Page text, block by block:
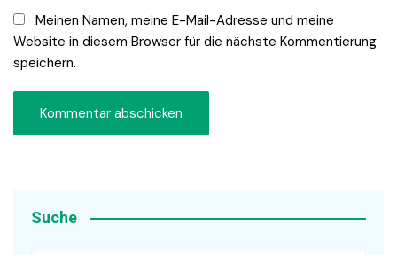
Meinen Namen, meine E-Mail-Adresse und meine
Website in diesem Browser für die nächste Kommentierung
speichern.
Suche